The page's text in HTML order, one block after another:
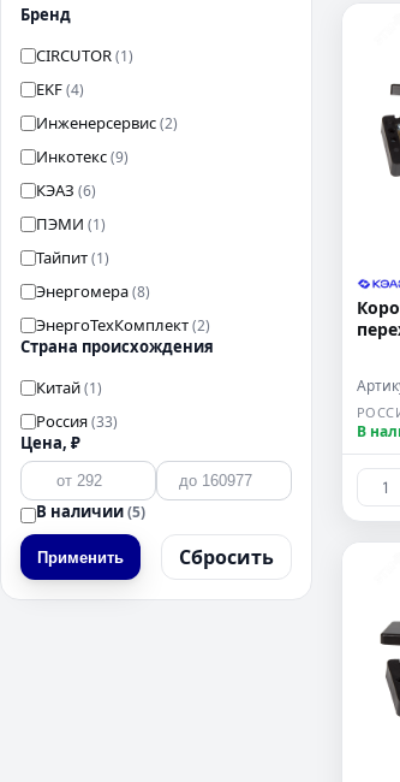
Бренд
CIRCUTOR(1)
EKF(4)
Инженерсервис(2)
Инкотекс(9)
КЭАЗ (6)
ПЭМИ (1)
Тайпит(1)
Энергомера(8)
ЭнергоТехКомплект(2)
Страна происхождения
Китай(1)
Россия(33)
Цена, ₽
В наличии(5)
Применить Сбросить
В